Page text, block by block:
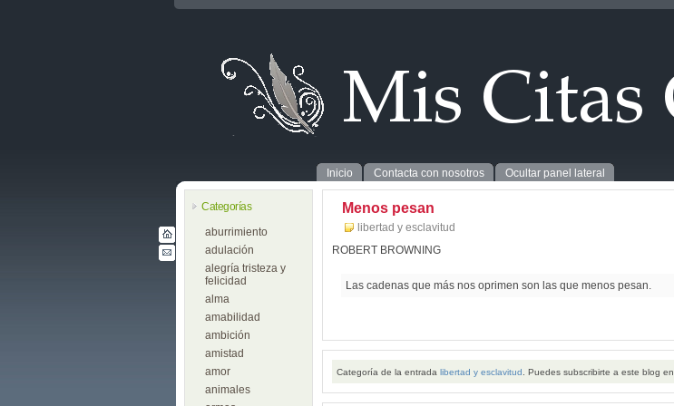
Inicio Contacta con nosotros Ocultar panel lateral
Categorías
aburrimiento
adulación
alegría tristeza y
felicidad
alma
amabilidad
ambición
amistad
amor
animales
Menos pesan
libertad y esclavitud
ROBERT BROWNING
Las cadenas que más nos oprimen son las que menos pesan.
Categoría de la entrada libertad y esclavitud . Puedes subscribirte a este blog en